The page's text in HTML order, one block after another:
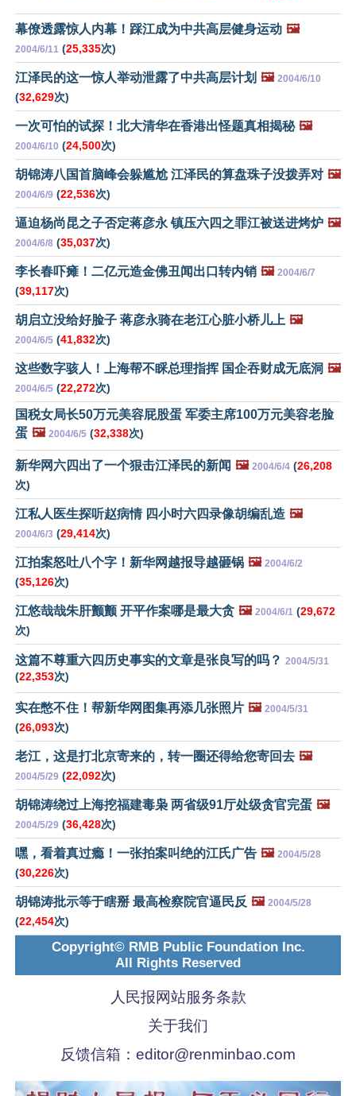
幕僚透露惊人内幕！踩江成为中共高层健身运动 🖼️
2004/6/11 (25,335次)
江泽民的这一惊人举动泄露了中共高层计划 🖼️ 2004/6/10
(32,629次)
一次可怕的试探！北大清华在香港出怪题真相揭秘 🖼️
2004/6/10 (24,500次)
胡锦涛八国首脑峰会躲尴尬 江泽民的算盘珠子没拨弄对 🖼️
2004/6/9 (22,536次)
逼迫杨尚昆之子否定蒋彦永 镇压六四之罪江被送进烤炉 🖼️
2004/6/8 (35,037次)
李长春吓瘫！二亿元造金佛丑闻出口转内销 🖼️ 2004/6/7
(39,117次)
胡启立没给好脸子 蒋彦永骑在老江心脏小桥儿上 🖼️
2004/6/5 (41,832次)
这些数字骇人！上海帮不睬总理指挥 国企吞财成无底洞 🖼️
2004/6/5 (22,272次)
国税女局长50万元美容屁股蛋 军委主席100万元美容老脸
蛋 🖼️ 2004/6/5 (32,338次)
新华网六四出了一个狠击江泽民的新闻 🖼️ 2004/6/4 (26,208
次)
江私人医生探听赵病情 四小时六四录像胡编乱造 🖼️
2004/6/3 (29,414次)
江拍案怒吐八个字！新华网越报导越砸锅 🖼️ 2004/6/2
(35,126次)
江悠哉哉朱肝颤颤 开平作案哪是最大贪 🖼️ 2004/6/1 (29,672
次)
这篇不尊重六四历史事实的文章是张良写的吗？ 2004/5/31
(22,353次)
实在憋不住！帮新华网图集再添几张照片 🖼️ 2004/5/31
(26,093次)
老江，这是打北京寄来的，转一圈还得给您寄回去 🖼️
2004/5/29 (22,092次)
胡锦涛绕过上海挖福建毒枭 两省级91厅处级贪官完蛋 🖼️
2004/5/29 (36,428次)
嘿，看着真过瘾！一张拍案叫绝的江氏广告 🖼️ 2004/5/28
(30,226次)
胡锦涛批示等于瞎掰 最高检察院官逼民反 🖼️ 2004/5/28
(22,454次)
Copyright© RMB Public Foundation Inc.
All Rights Reserved
人民报网站服务条款
关于我们
反馈信箱： editor@renminbao.com